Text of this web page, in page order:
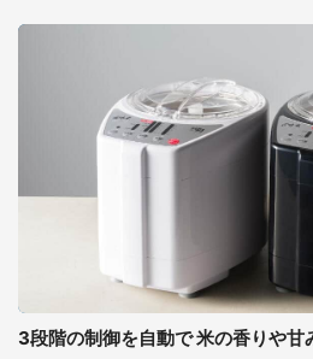
3段階の制御を自動で 米の香りや